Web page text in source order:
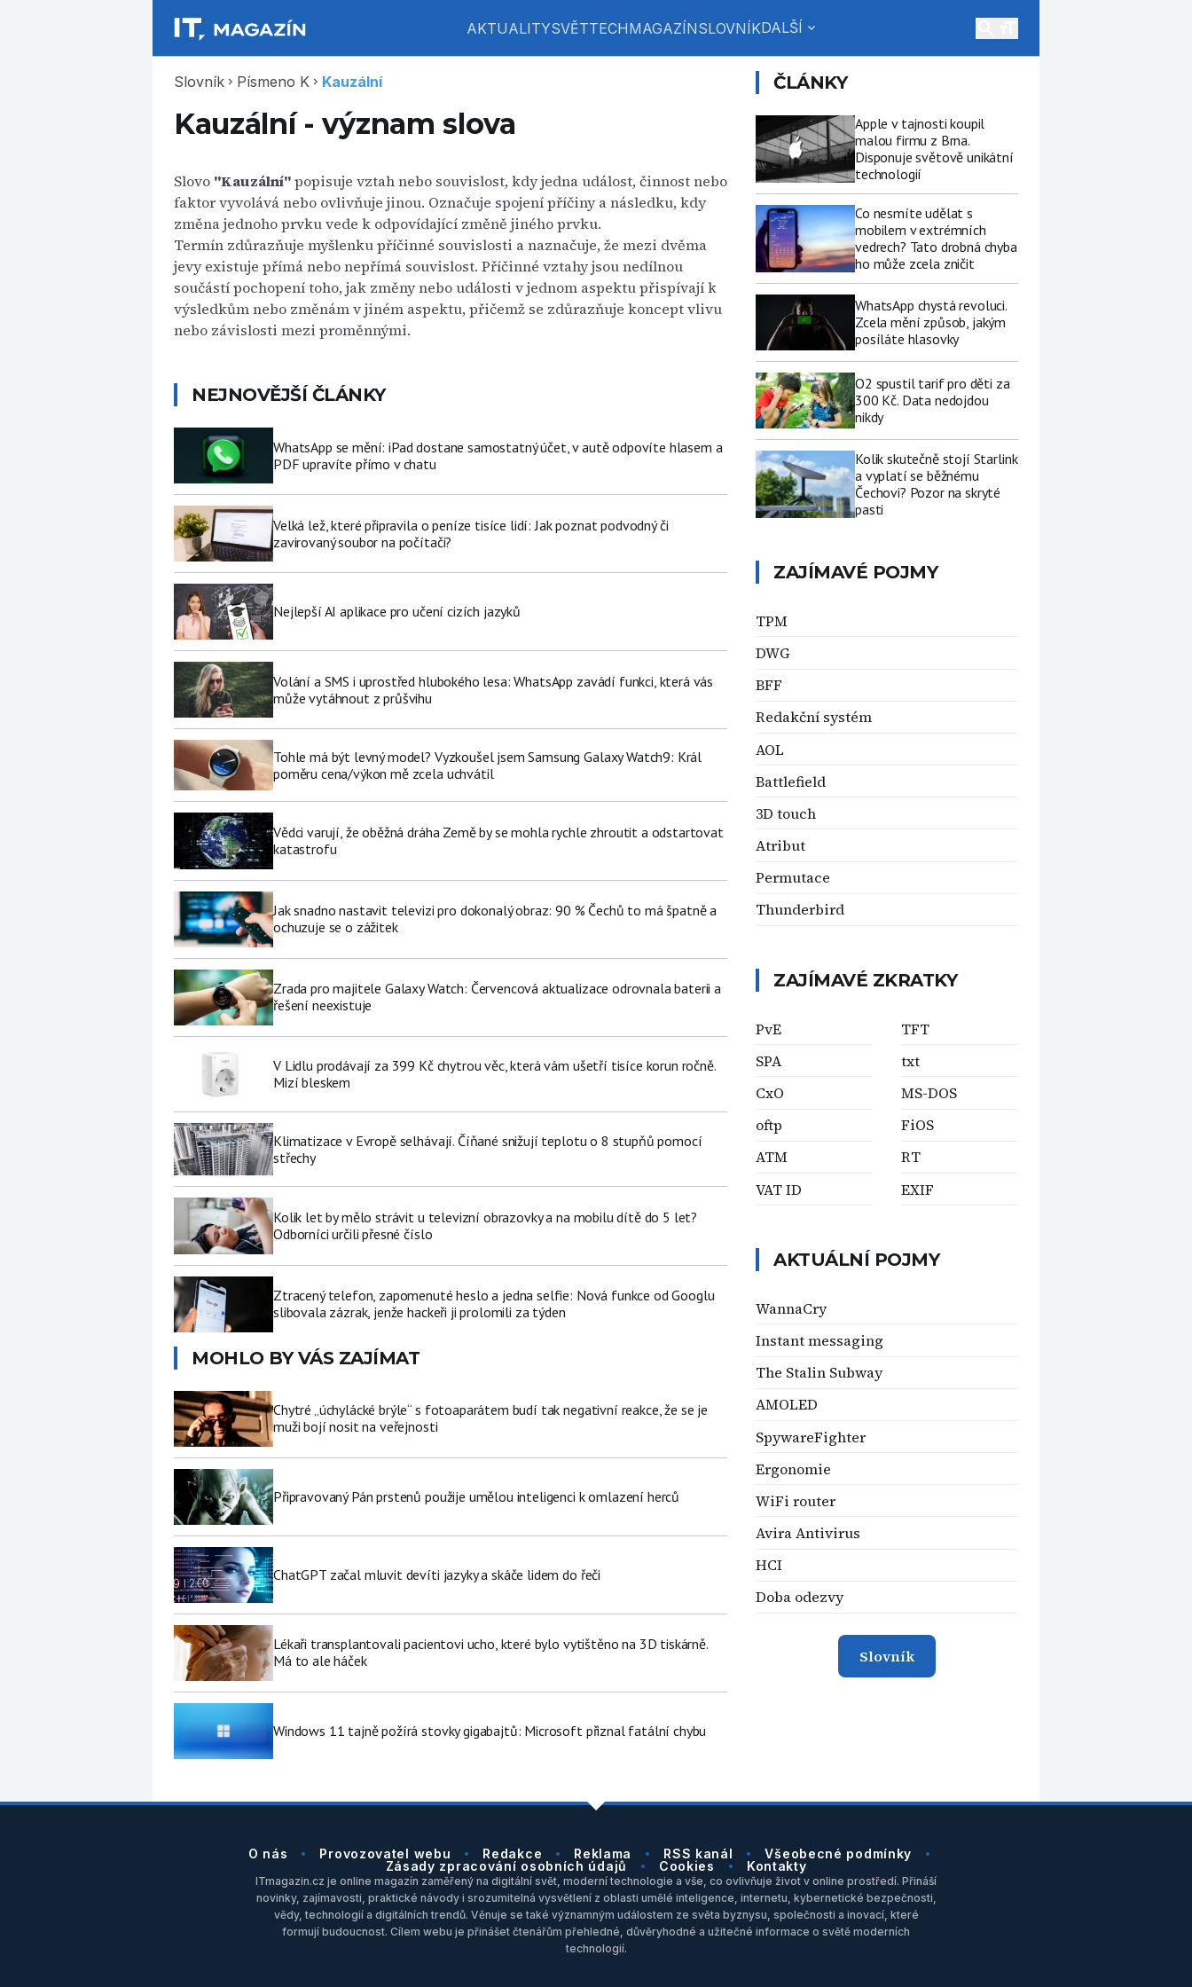
AKTUALITYSVĚTTECHMAGAZÍNSLOVNÍKDALŠÍ expand_more
Slovník chevron_right Písmeno K chevron_right Kauzální
Kauzální - význam slova
Slovo "Kauzální"popisuje vztah nebo souvislost, kdy jedna událost, činnost nebo
faktor vyvolává nebo ovlivňuje jinou. Označuje spojení příčiny a následku, kdy
změna jednoho prvku vede k odpovídající změně jiného prvku.
Termín zdůrazňuje myšlenku příčinné souvislosti a naznačuje, že mezi dvěma
jevy existuje přímá nebo nepřímá souvislost. Příčinné vztahy jsou nedílnou
součástí pochopení toho, jak změny nebo události v jednom aspektu přispívají k
výsledkům nebo změnám v jiném aspektu, přičemž se zdůrazňuje koncept vlivu
nebo závislosti mezi proměnnými.
NEJNOVĚJŠÍ ČLÁNKY
WhatsApp se mění: iPad dostane samostatný účet, v autě odpovíte hlasem a
PDF upravíte přímo v chatu
Velká lež, které připravila o peníze tisíce lidí: Jak poznat podvodný či
zavirovaný soubor na počítači?
Nejlepší AI aplikace pro učení cizích jazyků
Volání a SMS i uprostřed hlubokého lesa: WhatsApp zavádí funkci, která vás
může vytáhnout z průšvihu
Tohle má být levný model? Vyzkoušel jsem Samsung Galaxy Watch9: Král
poměru cena/výkon mě zcela uchvátil
Vědci varují, že oběžná dráha Země by se mohla rychle zhroutit a odstartovat
katastrofu
Jak snadno nastavit televizi pro dokonalý obraz: 90 % Čechů to má špatně a
ochuzuje se o zážitek
Zrada pro majitele Galaxy Watch: Červencová aktualizace odrovnala baterii a
řešení neexistuje
V Lidlu prodávají za 399 Kč chytrou věc, která vám ušetří tisíce korun ročně.
Mizí bleskem
Klimatizace v Evropě selhávají. Číňané snižují teplotu o 8 stupňů pomocí
střechy
Kolik let by mělo strávit u televizní obrazovky a na mobilu dítě do 5 let?
Odborníci určili přesné číslo
Ztracený telefon, zapomenuté heslo a jedna selfie: Nová funkce od Googlu
slibovala zázrak, jenže hackeři ji prolomili za týden
MOHLO BY VÁS ZAJÍMAT
Chytré „úchylácké brýle“ s fotoaparátem budí tak negativní reakce, že se je
muži bojí nosit na veřejnosti
Připravovaný Pán prstenů použije umělou inteligenci k omlazení herců
ChatGPT začal mluvit devíti jazyky a skáče lidem do řeči
Lékaři transplantovali pacientovi ucho, které bylo vytištěno na 3D tiskárně.
Má to ale háček
Windows 11 tajně požírá stovky gigabajtů: Microsoft přiznal fatální chybu
ČLÁNKY
Apple v tajnosti koupil
malou firmu z Brna.
Disponuje světově unikátní
technologií
Co nesmíte udělat s
mobilem v extrémních
vedrech? Tato drobná chyba
ho může zcela zničit
WhatsApp chystá revoluci.
Zcela mění způsob, jakým
posíláte hlasovky
O2 spustil tarif pro děti za
300 Kč. Data nedojdou
nikdy
Kolik skutečně stojí Starlink
a vyplatí se běžnému
Čechovi? Pozor na skryté
pasti
ZAJÍMAVÉ POJMY
TPM
DWG
BFF
Redakční systém
AOL
Battlefield
3D touch
Atribut
Permutace
Thunderbird
ZAJÍMAVÉ ZKRATKY
PvE
SPA
CxO
oftp
ATM
VAT ID
TFT
txt
MS-DOS
FiOS
RT
EXIF
AKTUÁLNÍ POJMY
WannaCry
Instant messaging
The Stalin Subway
AMOLED
SpywareFighter
Ergonomie
WiFi router
Avira Antivirus
HCI
Doba odezvy
Slovník
O nás Provozovatel webu Redakce Reklama RSS kanál
Všeobecné podmínky
Zásady zpracování osobních údajů
Cookies Kontakty
ITmagazin.cz je online magazín zaměřený na digitální svět, moderní technologie a vše, co ovlivňuje život v online prostředí. Přináší
novinky, zajímavosti, praktické návody i srozumitelná vysvětlení z oblasti umělé inteligence, internetu, kybernetické bezpečnosti,
vědy, technologií a digitálních trendů. Věnuje se také významným událostem ze světa byznysu, společnosti a inovací, které
formují budoucnost. Cílem webu je přinášet čtenářům přehledné, důvěryhodné a užitečné informace o světě moderních
technologií.